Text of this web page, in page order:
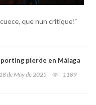
que nun critique!"
pierde en Málaga
18 de May de 2025 1189